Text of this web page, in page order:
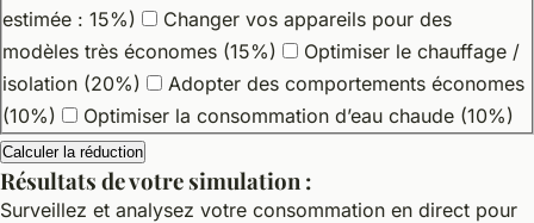
estimée : 15%)
Changer vos appareils pour des
modèles très économes (15%)
Optimiser le chauffage /
isolation (20%)
Adopter des comportements économes
(10%)
Optimiser la consommation d’eau chaude (10%)
Calculer la réduction
Résultats de votre simulation :
Surveillez et analysez votre consommation en direct pour